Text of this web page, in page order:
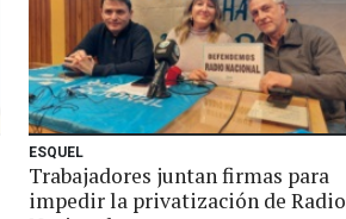
ESQUEL
Trabajadores juntan firmas para
impedir la privatización de Radio